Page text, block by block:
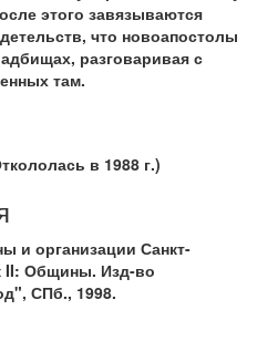
этого завязываются
что новоапостолы
разговаривая с
там.
в 1988 г.)
и организации Санкт-
II: Общины. Изд-во
СПб., 1998.